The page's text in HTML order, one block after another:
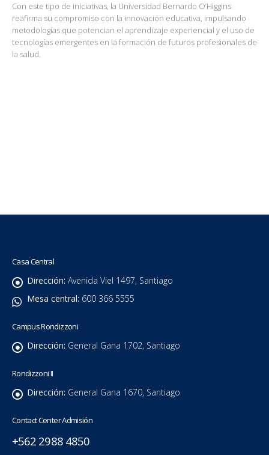
Con este tipo de iniciativas, la Universidad Bernardo O’Higgins
reafirma su compromiso con la innovación educativa, impulsando
metodologías que potencian el aprendizaje experiencial y el uso de
tecnologías emergentes en la formación de futuros profesionales de
la salud.
Casa Central
Dirección: Avenida Viel 1497, Santiago
Mesa central: 600 366 5555
Campus Rondizzoni
Dirección: General Gana 1702, Santiago
Rondizzoni II
Dirección: General Gana 1670, Santiago
Contact Center Admisión
+562 2988 4850